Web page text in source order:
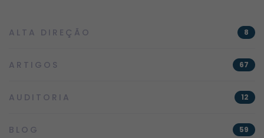
ALTA DIREÇÃO 8
ARTIGOS 67
AUDITORIA 12
BLOG 59